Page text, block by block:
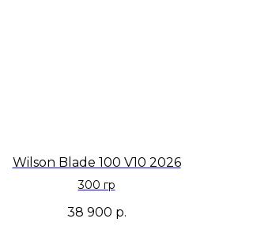
Wilson Blade 100 V10 2026
300 гр
38 900 р.